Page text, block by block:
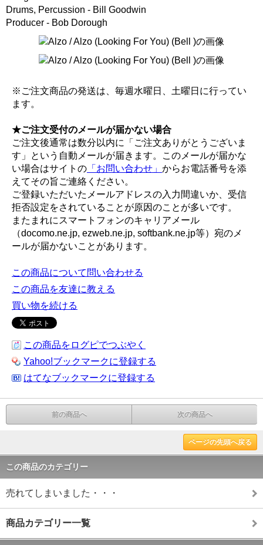
Drums, Percussion - Bill Goodwin
Producer - Bob Dorough
※ご注文商品の発送は、毎週水曜日、土曜日に行ってい
ます。
★ご注文受付のメールが届かない場合
ご注文後通常は数分以内に「ご注文ありがとうございま
す」という自動メールが届きます。このメールが届かな
い場合はサイトの 「お問い合わせ」 からお電話番号を添
えてその旨ご連絡ください。
ご登録いただいたメールアドレスの入力間違いか、受信
拒否設定をされていることが原因のことが多いです。
またまれにスマートフォンのキャリアメール
（docomo.ne.jp, ezweb.ne.jp, softbank.ne.jp等）宛のメ
ールが届かないことがあります。
この商品について問い合わせる
この商品を友達に教える
買い物を続ける
この商品をログピでつぶやく
Yahoo!ブックマークに登録する
はてなブックマークに登録する
前の商品へ 次の商品へ
ページの先頭へ戻る
この商品のカテゴリー
売れてしまいました・・・
商品カテゴリー一覧